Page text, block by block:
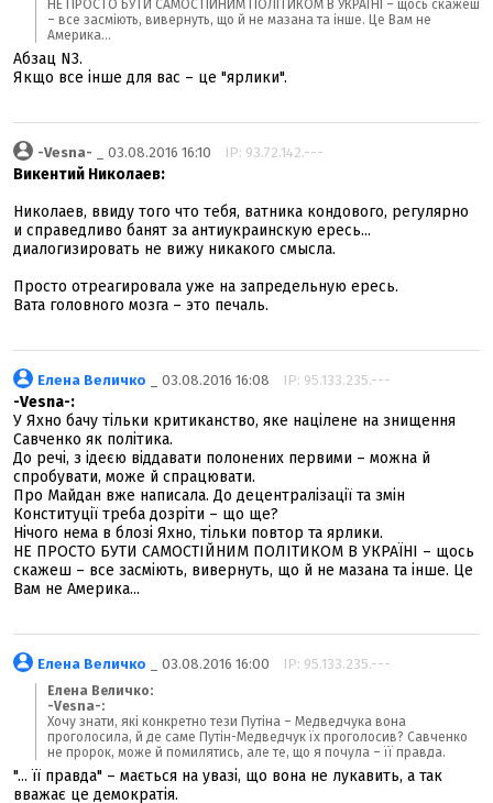
НЕ ПРОСТО БУТИ САМОСТІЙНИМ ПОЛІТИКОМ В УКРАЇНІ – щось скажеш
– все засміють, вивернуть, що й не мазана та інше. Це Вам не
Америка...
Абзац N3.
Якщо все інше для вас – це "ярлики".
-Vesna- _ 03.08.2016 16:10 IP: 93.72.142.---
Викентий Николаев:
Николаев, ввиду того что тебя, ватника кондового, регулярно
и справедливо банят за антиукраинскую ересь...
диалогизировать не вижу никакого смысла.
Просто отреагировала уже на запредельную ересь.
Вата головного мозга – это печаль.
Елена Величко _ 03.08.2016 16:08 IP: 95.133.235.---
-Vesna-:
У Яхно бачу тільки критиканство, яке націлене на знищення
Савченко як політика.
До речі, з ідеєю віддавати полонених первими – можна й
спробувати, може й спрацювати.
Про Майдан вже написала. До децентралізації та змін
Конституції треба дозріти – що ще?
Нічого нема в блозі Яхно, тільки повтор та ярлики.
НЕ ПРОСТО БУТИ САМОСТІЙНИМ ПОЛІТИКОМ В УКРАЇНІ – щось
скажеш – все засміють, вивернуть, що й не мазана та інше. Це
Вам не Америка...
Елена Величко _ 03.08.2016 16:00 IP: 95.133.235.---
Елена Величко:
-Vesna-:
Хочу знати, які конкретно тези Путіна – Медведчука вона
проголосила, й де саме Путін-Медведчук їх проголосив? Савченко
не пророк, може й помилятись, але те, що я почула – її правда.
"... її правда" – мається на увазі, що вона не лукавить, а так
вважає це демократія.